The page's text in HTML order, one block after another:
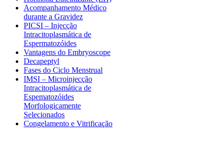
Acompanhamento Médico
durante a Gravidez
PICSI – Injecção
Intracitoplasmática de
Espermatozóides
Vantagens do Embryoscope
Decapeptyl
Fases do Ciclo Menstrual
IMSI – Microinjecção
Intracitoplasmática de
Espematozóides
Morfologicamente
Selecionados
Congelamento e Vitrificação